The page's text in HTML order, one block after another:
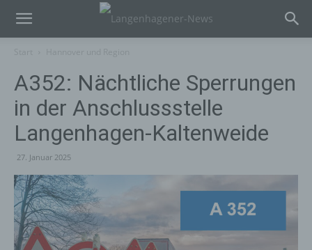
A352: Nächtliche Sperrungen
in der Anschlussstelle
Langenhagen-Kaltenweide
27. Januar 2025